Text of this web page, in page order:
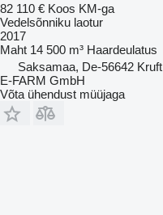
82 110 € Koos KM-ga
Vedelsõnniku laotur
2017
Maht 14 500 m³ Haardeulatus
Saksamaa, De-56642 Kruft
E-FARM GmbH
Võta ühendust müüjaga